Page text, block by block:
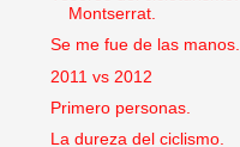
Montserrat.
Se me fue de las manos.
2011 vs 2012
Primero personas.
La dureza del ciclismo.